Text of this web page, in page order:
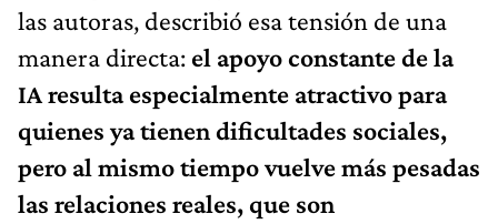
las autoras, describió esa tensión de una
manera directa: el apoyo constante de la
IA resulta especialmente atractivo para
quienes ya tienen dificultades sociales,
pero al mismo tiempo vuelve más pesadas
las relaciones reales, que son